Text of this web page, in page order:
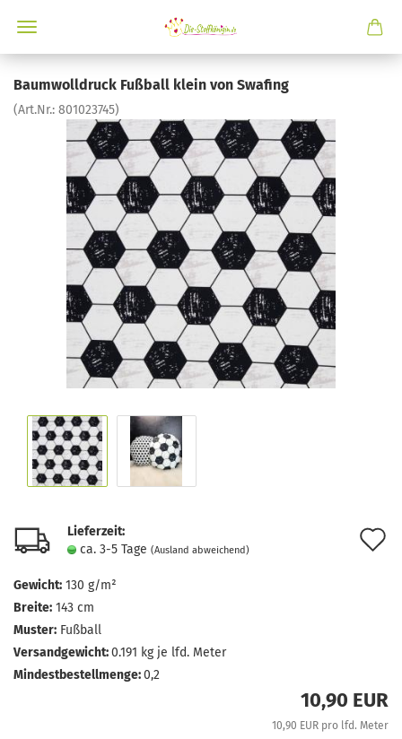
Baumwolldruck Fußball klein von Swafing
(Art.Nr.: 801023745)
Lieferzeit:
ca. 3-5 Tage (Ausland abweichend)
Gewicht: 130 g/m²
Breite: 143 cm
Muster: Fußball
Versandgewicht:0.191 kg je lfd. Meter
Mindestbestellmenge:0,2
10,90 EUR
10,90 EUR pro lfd. Meter